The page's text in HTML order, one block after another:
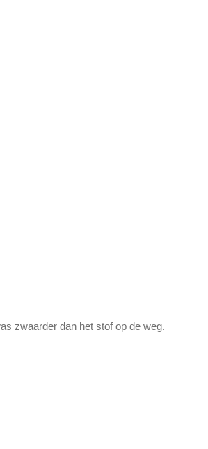
zwaarder dan het stof op de weg.